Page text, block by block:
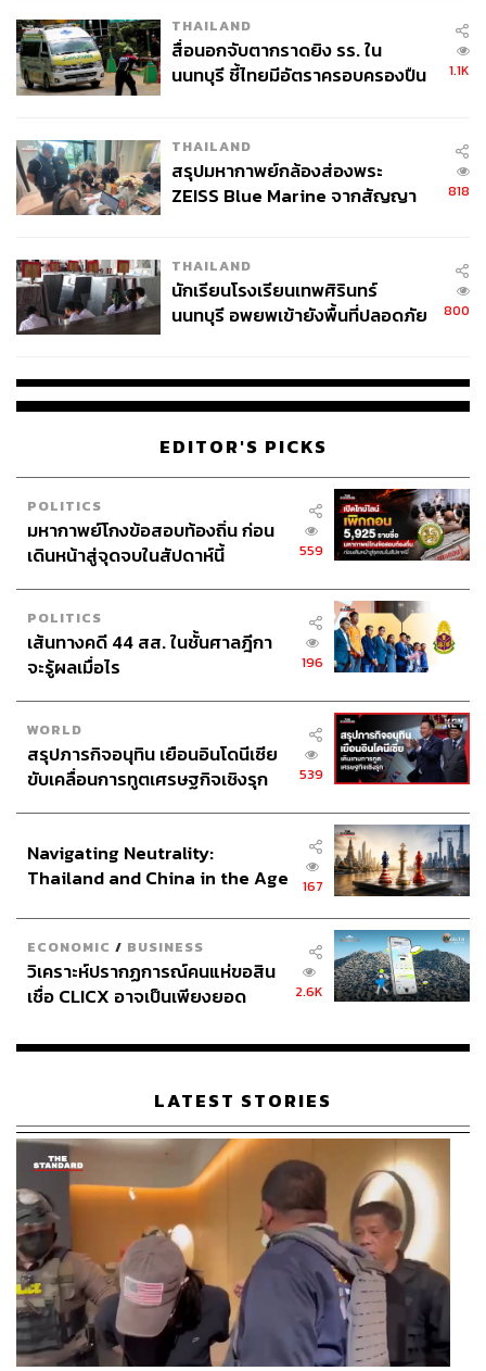
The Taste
2463 ที่ปรากฏบนชื่อบาร์ คือ พ.ศ. ที่ตรงกับยุค Prohibition
เกี่ยวพันกับยุคนี้เป็นแน่
เริ่มที่Modern Siam (380 บาท)ไอเดียของแก้วนี้เกิดจากการ
หยิบขนมไทยอย่างช่อม่วงมาแยกองค์ประกอบและตีความ
หมู หรือการนำเหล้าที่เบสด้วยไวน์ขาวแล้วเติมสมุนไพรกับ
แอลกอฮอล์ไปอินฟิวส์กับพริกหรือโฟมครีมนุ่มๆ ที่มีส่วนผสม
ของฟักกับงา เป็นแก้วที่มีรส Savory ไม่หนักเกินไปสำหรับ
การสั่งเป็นแก้วแรก
THAILAND
สื่อนอกจับตากราดยิง รร. ใน
นนทบุรี ชี้ไทยมีอัตราครอบครองปืน
1.1K
THAILAND
สรุปมหากาพย์กล้องส่องพระ
ZEISS Blue Marine จากสัญญา
จ่ายหนี้-แอบระบุแบรนด์
818
THAILAND
นักเรียนโรงเรียนเทพศิรินทร์
นนทบุรี อพยพเข้ายังพื้นที่ปลอดภัย
800
EDITOR'S PICKS
POLITICS
มหากาพย์โกงข้อสอบท้องถิ่น ก่อน
เดินหน้าสู่จุดจบในสัปดาห์นี้
559
POLITICS
เส้นทางคดี 44 สส. ในชั้นศาลฎีกา
จะรู้ผลเมื่อไร
196
WORLD
สรุปภารกิจอนุทิน เยือนอินโดนีเซีย
ขับเคลื่อนการทูตเศรษฐกิจเชิงรุก
539
Navigating Neutrality:
Thailand and China in the Age
167
ECONOMIC / BUSINESS
วิเคราะห์ปรากฏการณ์คนแห่ขอสิน
เชื่อ CLICX อาจเป็นเพียงยอด
เรือนไทยที่ถูกซุกไว้
2.6K
LATEST STORIES